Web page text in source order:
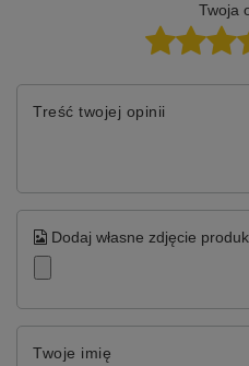
Twoja
Treść twojej opinii
Dodaj własne zdjęcie
Twoje imię